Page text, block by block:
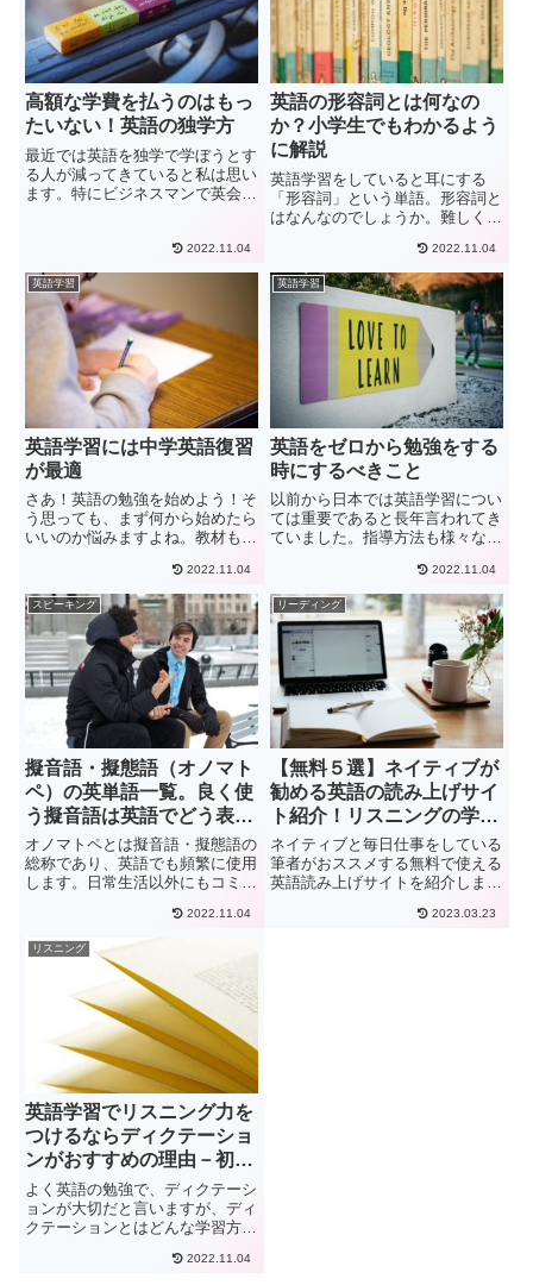
高額な学費を払うのはもっ
たいない！英語の独学方
最近では英語を独学で学ぼうとす
る人が減ってきていると私は思い
ます。特にビジネスマンで英会話
てきました。これはビジネスマン
になると自分の時間をなかなか作
ることができないため、短時間
で...
2022.11.04
英語の形容詞とは何なの
か？小学生でもわかるよう
に解説
英語学習をしていると耳にする
「形容詞」という単語。形容詞と
はなんなのでしょうか。難しく聞
ちピンとこない・・・。そんな疑
問に答えるため、ここでは形容詞
の役割や使い方を詳しくご紹介し
ていきます。形容詞とは名詞の特
2022.11.04
英語学習
英語学習には中学英語復習
が最適
さあ！英語の勉強を始めよう！そ
う思っても、まず何から始めたら
いいのか悩みますよね。教材もた
すぎてわからない・・・。そんな
あなたにまずおすすめしたいのが
中学英語の復習です。中学英語が
優れているのには以下の理由が
あ...
2022.11.04
英語学習
英語をゼロから勉強をする
時にするべきこと
以前から日本では英語学習につい
ては重要であると長年言われてき
ていました。指導方法も様々なパ
すい方法で選択をすることもでき
ます。また、多くの情報もかんた
んにえることもできるので、少し
前と比べると英語学習を始めや
す...
2022.11.04
スピーキング
擬音語・擬態語（オノマト
ペ）の英単語一覧。良く使
う擬音語は英語でどう表現
する？
オノマトペとは擬音語・擬態語の
総称であり、英語でも頻繁に使用
します。日常生活以外にもコミッ
味を知っていないと分からないも
のばかりです。この記事では日常
でよく使う擬音語・擬態語をまと
めて紹介しています。
2022.11.04
リーディング
【無料５選】ネイティブが
勧める英語の読み上げサイ
ト紹介！リスニングの学習
にも便利
ネイティブと毎日仕事をしている
筆者がおススメする無料で使える
英語読み上げサイトを紹介しま
や学習方法も併せて紹介していま
2023.03.23
リスニング
英語学習でリスニング力を
つけるならディクテーショ
ンがおすすめの理由－初心
者編
よく英語の勉強で、ディクテーシ
ョンが大切だと言いますが、ディ
クテーションとはどんな学習方法
テーションとは、読み上げられた
2022.11.04